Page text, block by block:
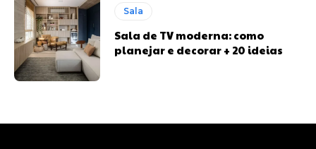
Sala
Sala de TV moderna: como
planejar e decorar + 20 ideias